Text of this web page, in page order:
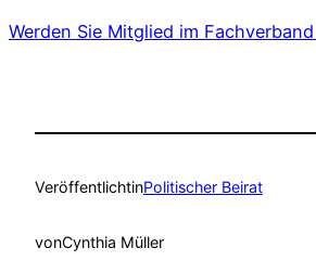
Werden Sie Mitglied im
VeröffentlichtinPolitischer Beirat
vonCynthia Müller